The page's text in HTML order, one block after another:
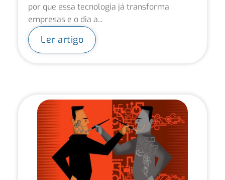
por que essa tecnologia já transforma
empresas e o dia a...
Ler artigo